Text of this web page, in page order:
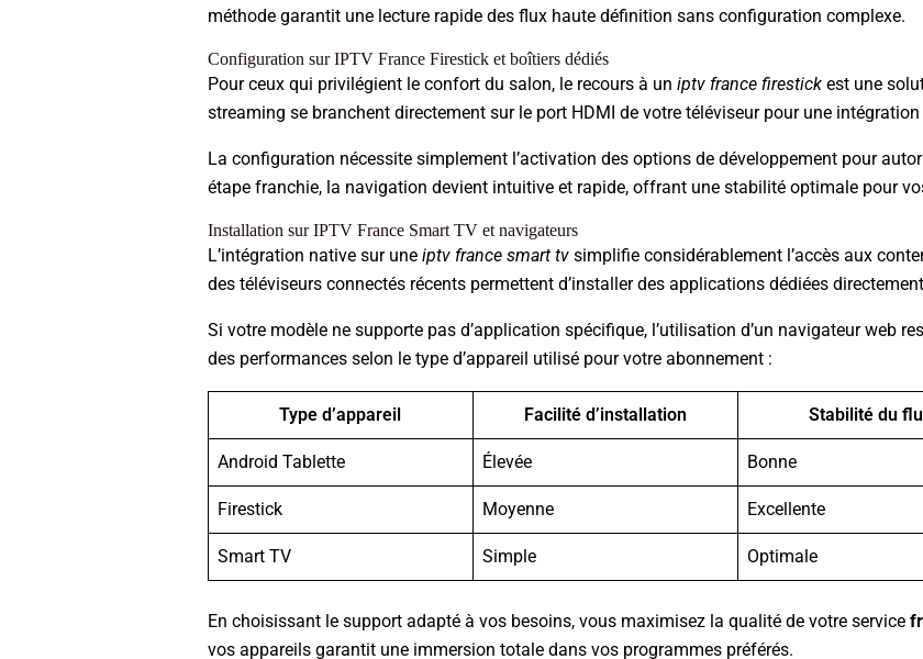
méthode garantit une lecture rapide des flux haute définition sans configuration complexe.
Configuration sur IPTV France Firestick et boîtiers dédiés
Pour ceux qui privilégient le confort du salon, le recours à un iptv france firestickest une
streaming se branchent directement sur le port HDMI de votre téléviseur pour une intégration
La configuration nécessite simplement l’activation des options de développement pour
étape franchie, la navigation devient intuitive et rapide, offrant une stabilité optimale pour
Installation sur IPTV France Smart TV et navigateurs
L’intégration native sur une iptv france smart tvsimplifie considérablement l’accès aux
des téléviseurs connectés récents permettent d’installer des applications dédiées
Si votre modèle ne supporte pas d’application spécifique, l’utilisation d’un navigateur web
des performances selon le type d’appareil utilisé pour votre abonnement :
Type d’appareil Facilité d’installation Stabilité du
Android Tablette Élevée Bonne
Firestick Moyenne Excellente
Smart TV Simple Optimale
En choisissant le support adapté à vos besoins, vous maximisez la qualité de votre service
vos appareils garantit une immersion totale dans vos programmes préférés.